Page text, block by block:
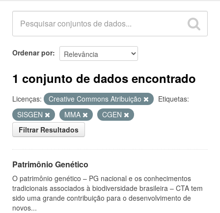
Ordenar por
1 conjunto de dados encontrado
Licenças: Creative Commons Atribuição
Etiquetas:
SISGEN
MMA
CGEN
Filtrar Resultados
Patrimônio Genético
O patrimônio genético – PG nacional e os conhecimentos
tradicionais associados à biodiversidade brasileira – CTA tem
sido uma grande contribuição para o desenvolvimento de
novos...